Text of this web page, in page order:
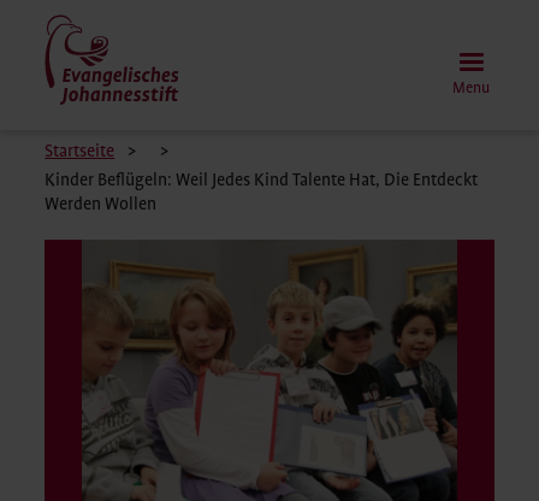
Menu
Breadcrumb
Startseite
Kinder Beflügeln: Weil Jedes Kind Talente Hat, Die Entdeckt
Werden Wollen